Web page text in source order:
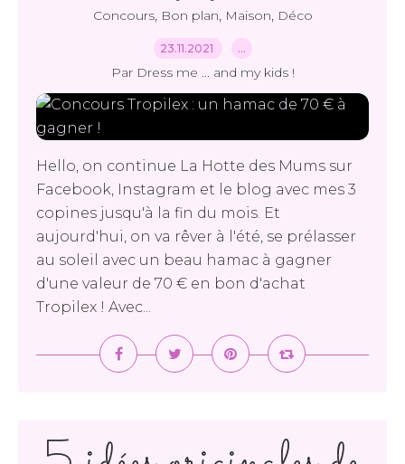
Concours, Bon plan, Maison, Déco
23.11.2021 …
Par Dress me ... and my kids !
Hello, on continue La Hotte des Mums sur
Facebook, Instagram et le blog avec mes 3
copines jusqu'à la fin du mois. Et
aujourd'hui, on va rêver à l'été, se prélasser
au soleil avec un beau hamac à gagner
d'une valeur de 70 € en bon d'achat
Tropilex ! Avec...